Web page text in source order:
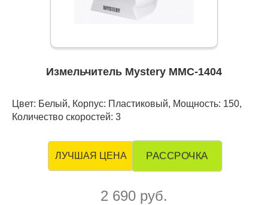
Измельчитель Mystery MMC-1404
Цвет: Белый, Корпус: Пластиковый, Мощность: 150,
Количество скоростей: 3
ЛУЧШАЯ ЦЕНА РАССРОЧКА
2 690 руб.